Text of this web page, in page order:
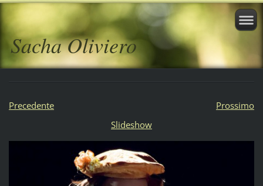
Sacha Oliviero
Precedente
Prossimo
Slideshow